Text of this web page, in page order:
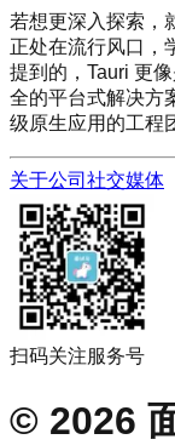
若想更深入探索，
正处在流行风口，
提到的，Tauri 更
全的平台式解决方
级原生应用的工程
关于公司 社交媒体
扫码关注服务号
© 2026